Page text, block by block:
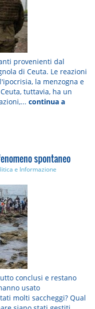
provenienti dal
di Ceuta. Le reazioni
la menzogna e
tuttavia, ha un
continua a
spontaneo
e Informazione
conclusi e restano
usato
molti saccheggi? Qual